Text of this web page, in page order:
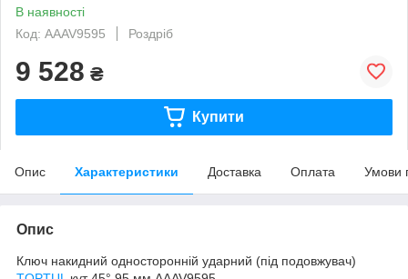
В наявності
Код: AAAV9595
Роздріб
9 528 ₴
Купити
Опис Характеристики Доставка Оплата Умови
Опис
Ключ накидний односторонній ударний (під подовжувач)